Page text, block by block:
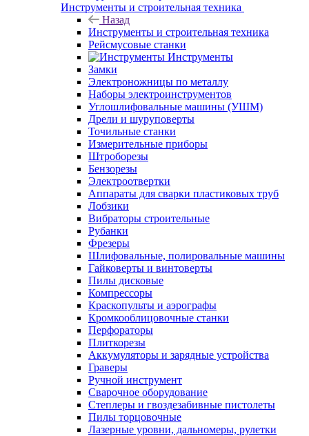
Инструменты и строительная техника
Назад
Инструменты и строительная техника
Рейсмусовые станки
Инструменты
Замки
Электроножницы по металлу
Наборы электроинструментов
Углошлифовальные машины (УШМ)
Дрели и шуруповерты
Точильные станки
Измерительные приборы
Штроборезы
Бензорезы
Электроотвертки
Аппараты для сварки пластиковых труб
Лобзики
Вибраторы строительные
Рубанки
Фрезеры
Шлифовальные, полировальные машины
Гайковерты и винтоверты
Пилы дисковые
Компрессоры
Краскопульты и аэрографы
Кромкооблицовочные станки
Перфораторы
Плиткорезы
Аккумуляторы и зарядные устройства
Граверы
Ручной инструмент
Сварочное оборудование
Степлеры и гвоздезабивные пистолеты
Пилы торцовочные
Лазерные уровни, дальномеры, рулетки